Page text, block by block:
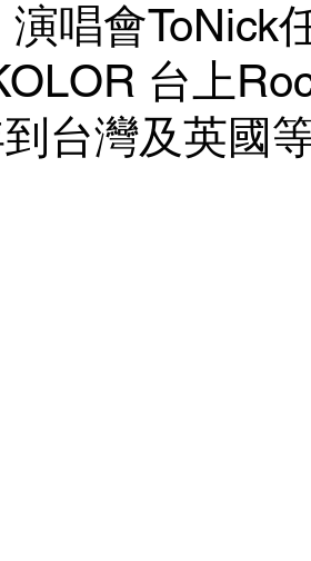
演唱會ToNick
台上
台灣及英國